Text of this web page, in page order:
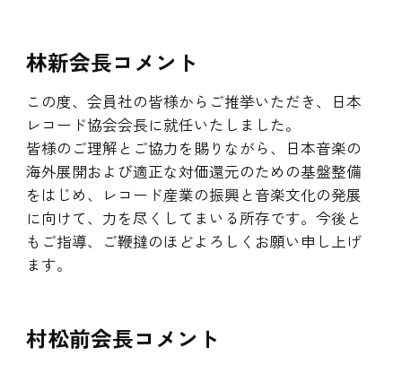
林新会長コメント
この度、会員社の皆様からご推挙いただき、日本
レコード協会会長に就任いたしました。
皆様のご理解とご協力を賜りながら、日本音楽の
海外展開および適正な対価還元のための基盤整備
をはじめ、レコード産業の振興と音楽文化の発展
に向けて、力を尽くしてまいる所存です。今後と
もご指導、ご鞭撻のほどよろしくお願い申し上げ
ます。
村松前会長コメント